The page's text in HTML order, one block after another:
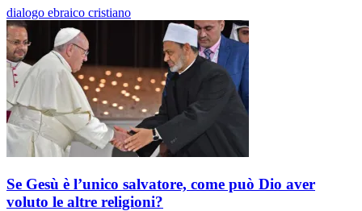
dialogo ebraico cristiano
Se Gesù è l’unico salvatore, come può Dio aver
voluto le altre religioni?